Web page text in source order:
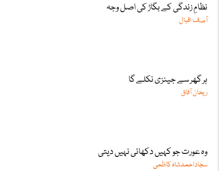
نظامِ زندگی کے بگاڑ کی اصل وجہ
آصف اقبال
ہر گھر سے جینزی نکلے گا
ریحان آفاق
وہ عورت جو کہیں دکھائی نہیں دیتی
سجاداحمدشاہ کاظمی